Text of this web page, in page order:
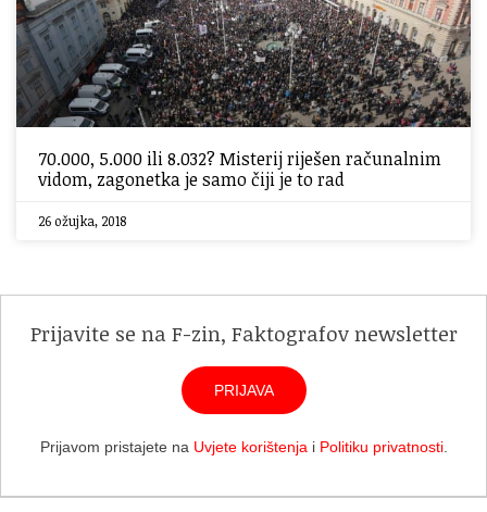
70.000, 5.000 ili 8.032? Misterij riješen računalnim
vidom, zagonetka je samo čiji je to rad
26 ožujka, 2018
Prijavite se na F-zin, Faktografov newsletter
PRIJAVA
Prijavom pristajete na Uvjete korištenja i Politiku privatnosti.